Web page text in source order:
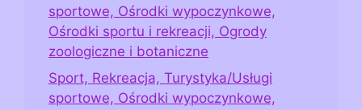
sportowe, Ośrodki wypoczynkowe,
Ośrodki sportu i rekreacji, Ogrody
zoologiczne i botaniczne
Sport, Rekreacja, Turystyka/Usługi
sportowe, Ośrodki wypoczynkowe,